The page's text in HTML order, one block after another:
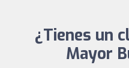
¿Tienes un
Mayor